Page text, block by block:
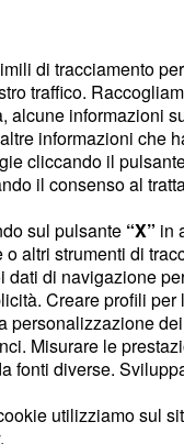
arrivati anche
Cristiano
si è detto straziato
della morte di
erano in campo
della partita,
di questa
di tracciamento
traffico.
informazioni
informazioni che
cliccando il
il consenso al
sul pulsante “X” in
altri strumenti di
dati di navigazione
Creare profili
personalizzazione
Misurare le
fonti diverse.
utilizziamo sul
.